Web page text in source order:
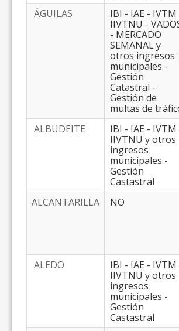
ÁGUILAS
IBI - IAE - IVTM
IIVTNU -
- MERCADO
SEMANAL y
otros ingresos
municipales -
Gestión
Catastral -
Gestión de
multas de
ALBUDEITE
IBI - IAE - IVTM
IIVTNU y otros
ingresos
municipales -
Gestión
Castastral
ALCANTARILLA NO
ALEDO
IBI - IAE - IVTM
IIVTNU y otros
ingresos
municipales -
Gestión
Castastral